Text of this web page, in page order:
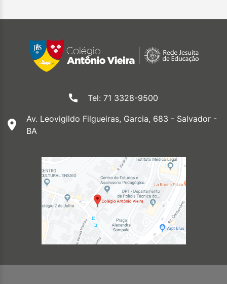
Tel: 71 3328-9500
Av. Leovigildo Filgueiras, Garcia, 683 - Salvador -
BA